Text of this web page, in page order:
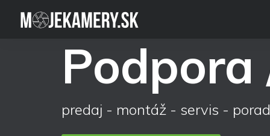
Podpora
predaj - montáž - servis -